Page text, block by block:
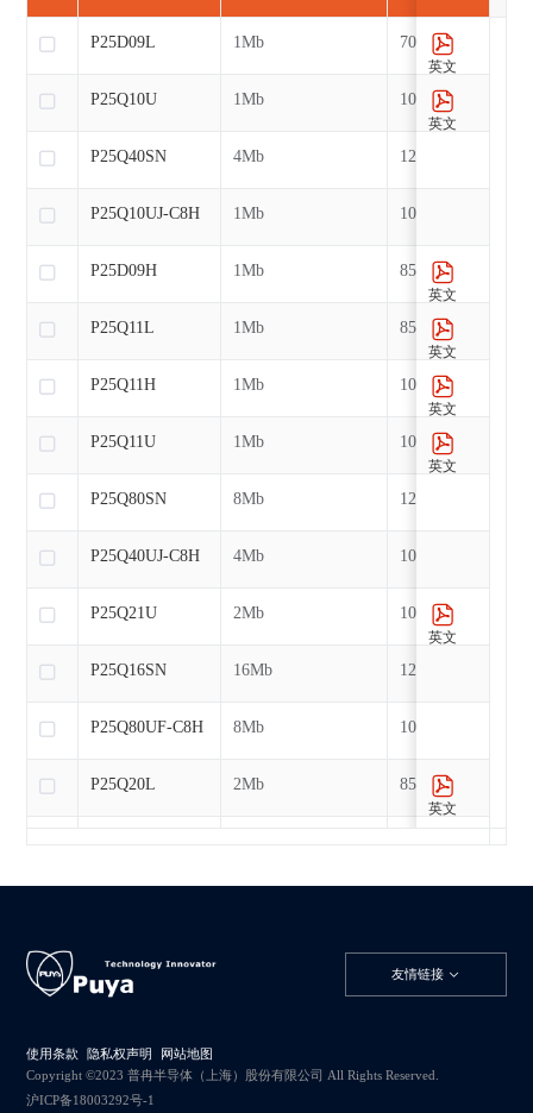
1Mb 70MHz
1Mb 104MHz
4Mb 120MHz
1Mb 104MHz
1Mb 85MHz
1Mb 85MHz
1Mb 104MHz
1Mb 104MHz
8Mb 120MHz
4Mb 104MHz
2Mb 104MHz
16Mb 120MHz
8Mb 104MHz
2Mb 85MHz
104MHz
32Mb 104MHz
P25D09L
P25Q10U
P25Q40SN
P25Q10UJ-C8H
P25D09H
P25Q11L
P25Q11H
P25Q11U
P25Q80SN
P25Q40UJ-C8H
P25Q21U
P25Q16SN
P25Q80UF-C8H
P25Q20L
P25Q32SN
英文
英文
英文
英文
英文
英文
英文
英文
英文
友情链接
使用条款 隐私权声明
网站地图
Copyright ©2023 普冉半导体（上海）股份有限公司 All Rights Reserved.
沪ICP备18003292号-1